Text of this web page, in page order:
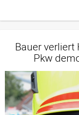
Bauer verliert
Pkw